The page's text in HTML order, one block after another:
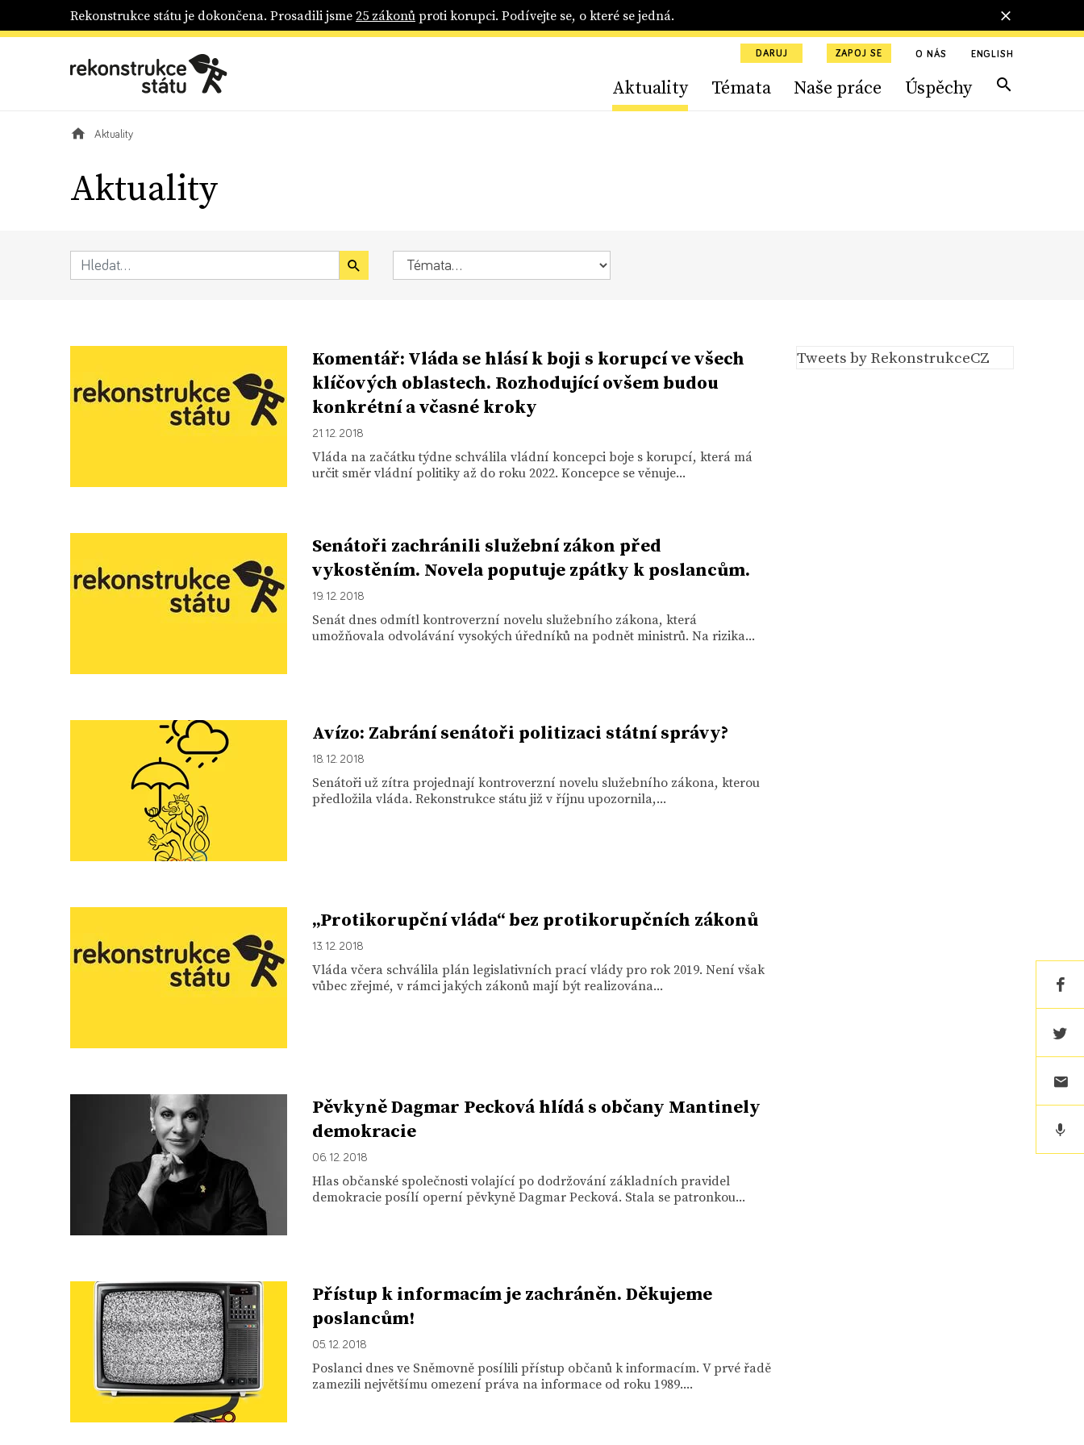
Rekonstrukce státu je dokončena. Prosadili jsme25 zákonůproti korupci. Podívejte se, o které se jedná.
DARUJ ZAPOJ SE O NÁS ENGLISH
Aktuality Témata Naše práce Úspěchy
Aktuality
Aktuality
Komentář: Vláda se hlásí k boji s korupcí ve všech
klíčových oblastech. Rozhodující ovšem budou
konkrétní a včasné kroky
21. 12. 2018
Vláda na začátku týdne schválila vládní koncepci boje s korupcí, která má
určit směr vládní politiky až do roku 2022. Koncepce se věnuje...
Senátoři zachránili služební zákon před
vykostěním. Novela poputuje zpátky k poslancům.
19. 12. 2018
Senát dnes odmítl kontroverzní novelu služebního zákona, která
umožňovala odvolávání vysokých úředníků na podnět ministrů. Na rizika...
Avízo: Zabrání senátoři politizaci státní správy?
18. 12. 2018
Senátoři už zítra projednají kontroverzní novelu služebního zákona, kterou
předložila vláda. Rekonstrukce státu již v říjnu upozornila,...
„Protikorupční vláda“ bez protikorupčních zákonů
13. 12. 2018
Vláda včera schválila plán legislativních prací vlády pro rok 2019. Není však
vůbec zřejmé, v rámci jakých zákonů mají být realizována...
Pěvkyně Dagmar Pecková hlídá s občany Mantinely
demokracie
06. 12. 2018
Hlas občanské společnosti volající po dodržování základních pravidel
demokracie posílí operní pěvkyně Dagmar Pecková. Stala se patronkou...
Přístup k informacím je zachráněn. Děkujeme
poslancům!
05. 12. 2018
Poslanci dnes ve Sněmovně posílili přístup občanů k informacím. V prvé řadě
zamezili největšímu omezení práva na informace od roku 1989....
Tweets by RekonstrukceCZ